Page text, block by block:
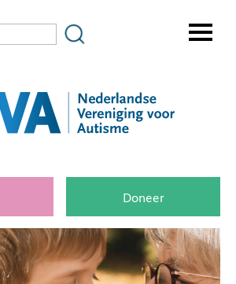
Doneer